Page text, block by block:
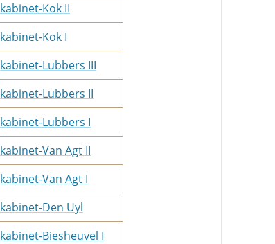
kabinet-Kok II
kabinet-Kok I
kabinet-Lubbers III
kabinet-Lubbers II
kabinet-Lubbers I
kabinet-Van Agt II
kabinet-Van Agt I
kabinet-Den Uyl
kabinet-Biesheuvel I